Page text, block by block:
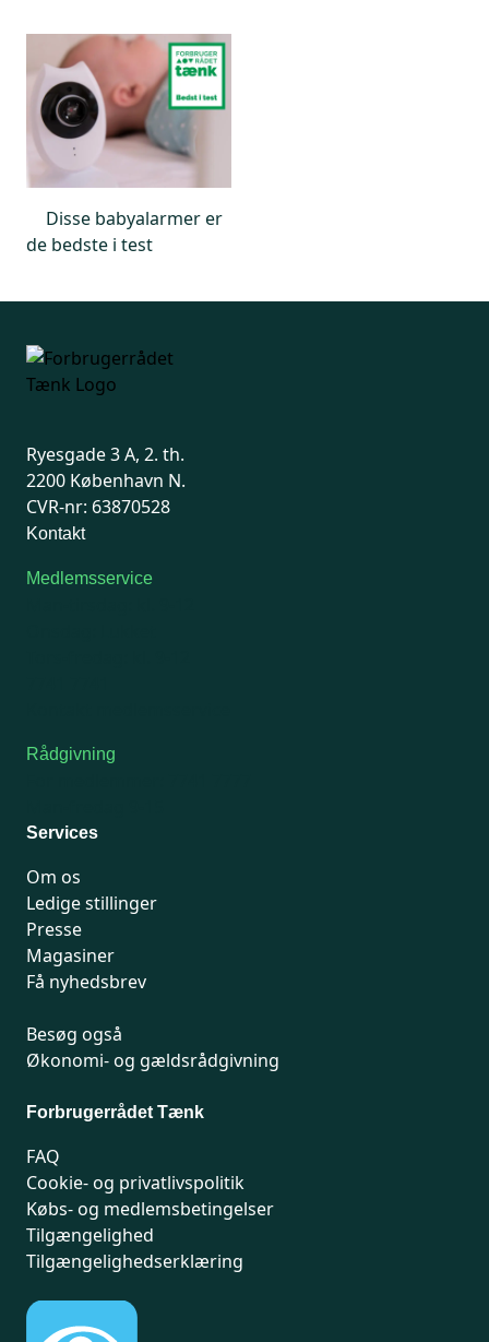
Disse babyalarmer er
de bedste i test
Ryesgade 3 A, 2. th.
2200 København N.
CVR-nr: 63870528
Kontakt
Medlemsservice
Rådgivning
Services
Om os
Ledige stillinger
Presse
Magasiner
Få nyhedsbrev
Besøg også
Økonomi- og gældsrådgivning
Forbrugerrådet Tænk
FAQ
Cookie- og privatlivspolitik
Købs- og medlemsbetingelser
Tilgængelighed
Tilgængelighedserklæring